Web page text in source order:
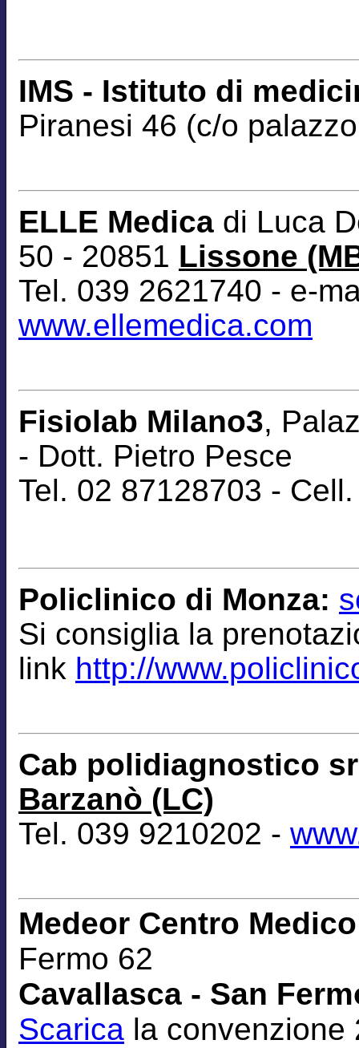
IMS - Istituto di
Piranesi 46 (c/o
ELLE Medica di Luca
50 - 20851 Lissone
Tel. 039 2621740 - e-
www.ellemedica.com
Fisiolab Milano3,
- Dott. Pietro Pesce
Tel. 02 87128703 -
Policlinico di Monza:
Si consiglia la
link http://
Cab polidiagnostico
Barzanò (LC)
Tel. 039 9210202 -
Medeor Centro
Fermo 62
Cavallasca - San
Scarica la convenzione